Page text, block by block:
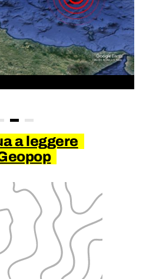
a leggere